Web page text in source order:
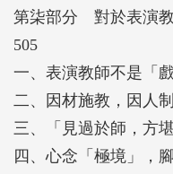
第柒部分 對於表演
505
一、表演教師不是「
二、因材施教，因人
三、「見過於師，方
四、心念「極境」，